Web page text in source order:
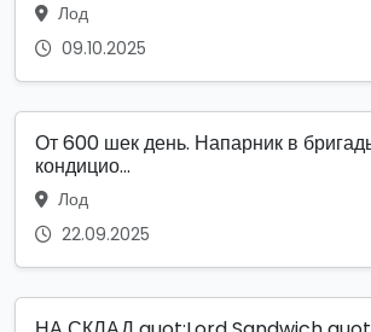
Лод
09.10.2025
От 600 шек день. Напарник в
кондицио...
Лод
22.09.2025